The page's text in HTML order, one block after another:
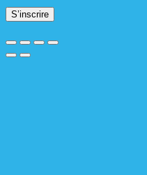
S’inscrire